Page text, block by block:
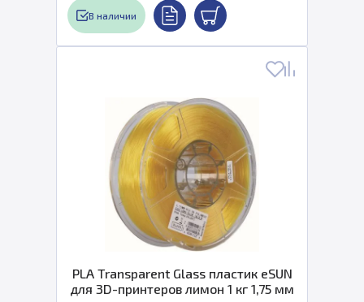
В наличии
PLA Transparent Glass пластик eSUN
для 3D-принтеров лимон 1 кг 1,75 мм